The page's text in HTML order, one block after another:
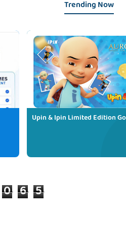
Trending Now
Upin & Ipin Limited Edition
0 6 5